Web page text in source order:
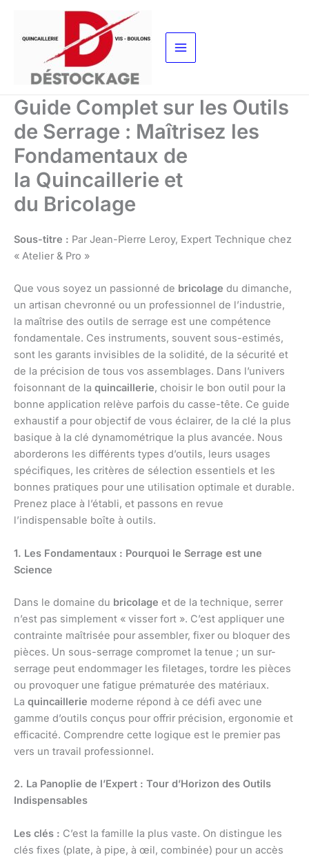
contenu
Guide Complet sur les Outils
de Serrage : Maîtrisez les
Fondamentaux de
la Quincaillerie et
du Bricolage
Sous-titre : Par Jean-Pierre Leroy, Expert Technique chez
« Atelier & Pro »
Que vous soyez un passionné de bricolage du dimanche,
un artisan chevronné ou un professionnel de l’industrie,
la maîtrise des outils de serrage est une compétence
fondamentale. Ces instruments, souvent sous-estimés,
sont les garants invisibles de la solidité, de la sécurité et
de la précision de tous vos assemblages. Dans l’univers
foisonnant de la quincaillerie, choisir le bon outil pour la
bonne application relève parfois du casse-tête. Ce guide
exhaustif a pour objectif de vous éclairer, de la clé la plus
basique à la clé dynamométrique la plus avancée. Nous
aborderons les différents types d’outils, leurs usages
spécifiques, les critères de sélection essentiels et les
bonnes pratiques pour une utilisation optimale et durable.
Prenez place à l’établi, et passons en revue
l’indispensable boîte à outils.
1. Les Fondamentaux : Pourquoi le Serrage est une
Science
Dans le domaine du bricolage et de la technique, serrer
n’est pas simplement « visser fort ». C’est appliquer une
contrainte maîtrisée pour assembler, fixer ou bloquer des
pièces. Un sous-serrage compromet la tenue ; un sur-
serrage peut endommager les filetages, tordre les pièces
ou provoquer une fatigue prématurée des matériaux.
La quincaillerie moderne répond à ce défi avec une
gamme d’outils conçus pour offrir précision, ergonomie et
efficacité. Comprendre cette logique est le premier pas
vers un travail professionnel.
2. La Panoplie de l’Expert : Tour d’Horizon des Outils
Indispensables
Les clés : C’est la famille la plus vaste. On distingue les
clés fixes (plate, à pipe, à œil, combinée) pour un accès